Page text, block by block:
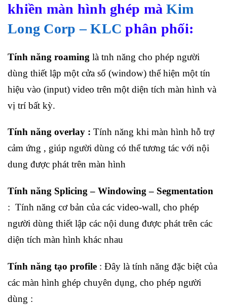
khiền màn hình ghép màKim
Long Corp – KLC phân phối:
Tính năng roaming là tnh năng cho phép người
dùng thiết lập một cửa sổ (window) thể hiện một tín
hiệu vào (input) video trên một diện tích màn hình và
vị trí bất kỳ.
Tính năng overlay : Tính năng khi màn hình hỗ trợ
cảm ứng , giúp người dùng có thể tương tác với nội
dung được phát trên màn hình
Tính năng Splicing – Windowing – Segmentation
: Tính năng cơ bản của các video-wall, cho phép
người dùng thiết lập các nội dung được phát trên các
diện tích màn hình khác nhau
Tính năng tạo profile : Đây là tính năng đặc biệt của
các màn hình ghép chuyên dụng, cho phép người
dùng :